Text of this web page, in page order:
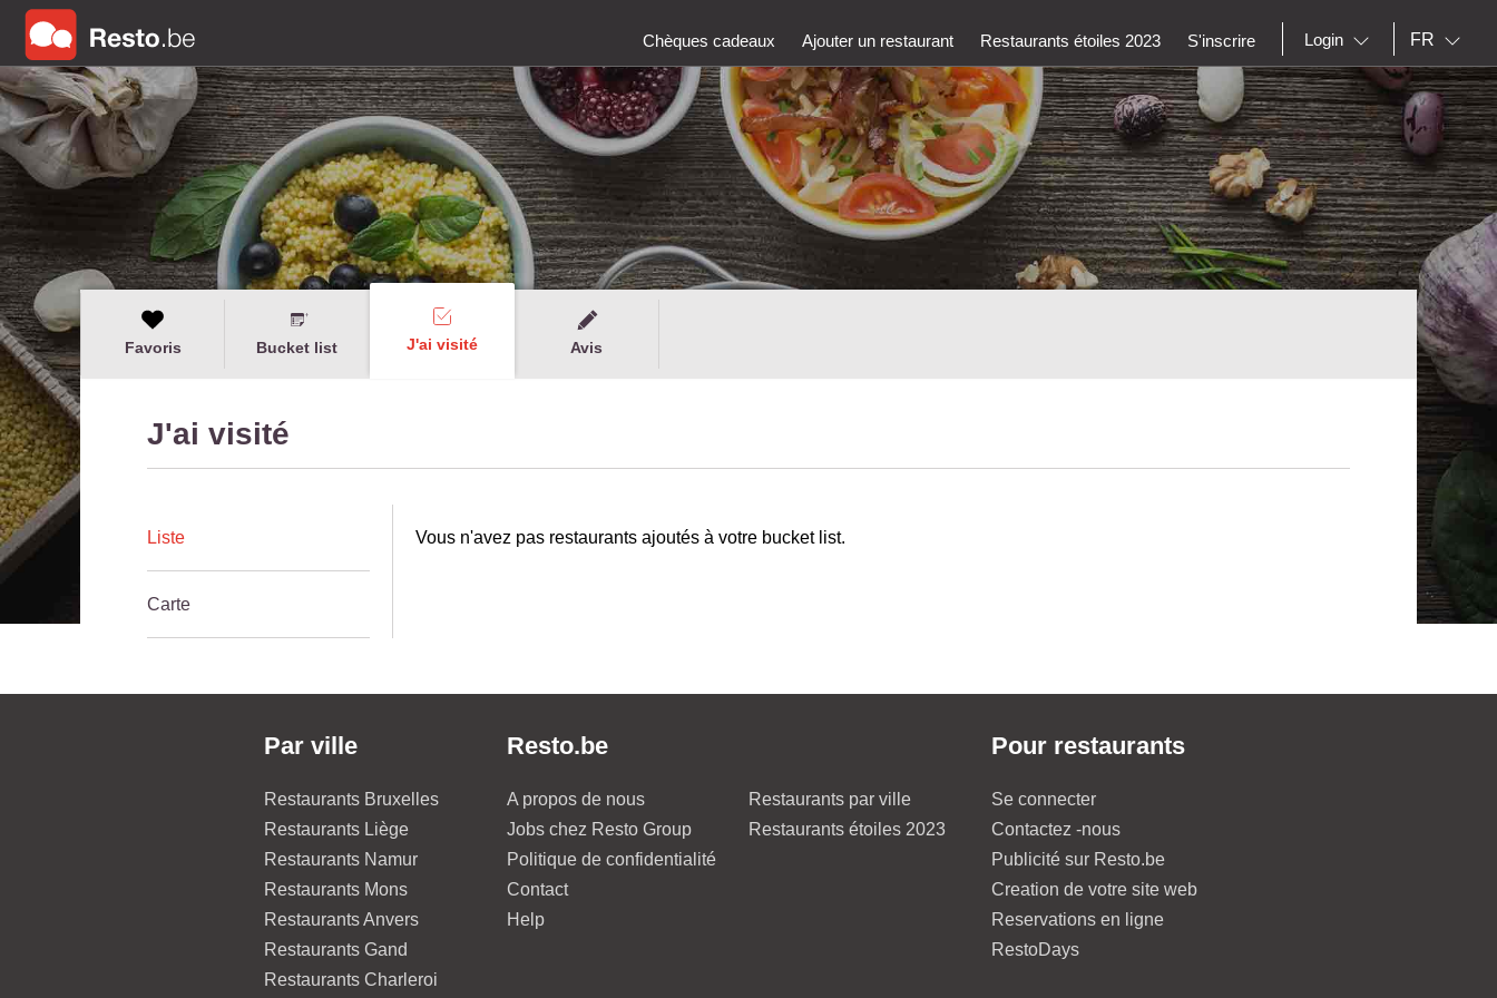
Chèques cadeaux Ajouter un restaurant Restaurants étoiles 2023 S'inscrire Login FR
Favoris Bucket list J'ai visité Avis
J'ai visité
Liste
Carte
Vous n'avez pas restaurants ajoutés à votre bucket list.
Par ville
Restaurants Bruxelles
Restaurants Liège
Restaurants Namur
Restaurants Mons
Restaurants Anvers
Restaurants Gand
Restaurants Charleroi
Resto.be
A propos de nous
Jobs chez Resto Group
Politique de confidentialité
Contact
Help
Restaurants par ville
Restaurants étoiles 2023
Pour restaurants
Se connecter
Contactez -nous
Publicité sur Resto.be
Creation de votre site web
Reservations en ligne
RestoDays